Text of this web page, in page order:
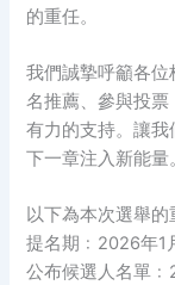
的重任。
我們誠摯呼籲各
名推薦、參與投
有力的支持。讓
下一章注入新能量
以下為本次選舉的
提名期﹕2026年1
公布候選人名單